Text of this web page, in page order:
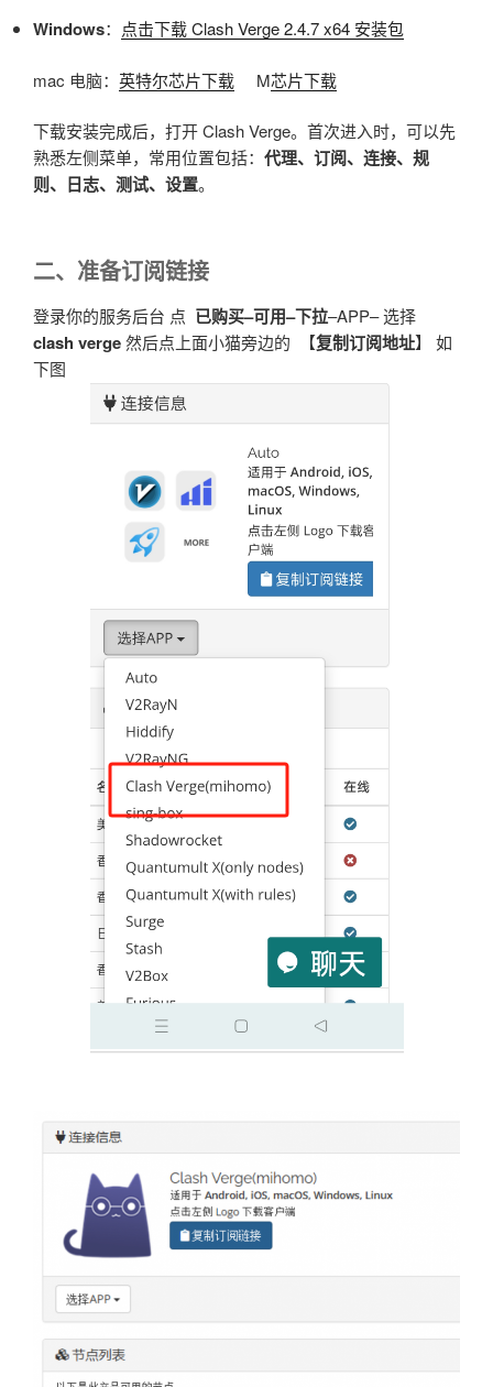
Windows： 点击下载 Clash Verge 2.4.7 x64 安装包
mac 电脑： 英特尔芯片下载 M芯片下载
下载安装完成后，打开 Clash Verge。首次进入时，可以先
熟悉左侧菜单，常用位置包括： 代理、订阅、连接、规
则、日志、测试、设置。
二、准备订阅链接
登录你的服务后台 点 已购买–可用–下拉–APP– 选择
clash verge然后点上面小猫旁边的 【复制订阅地址】 如
下图